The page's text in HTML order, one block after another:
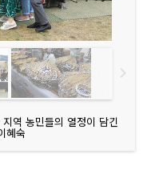
역 농민들의 열정이 담긴
혜숙